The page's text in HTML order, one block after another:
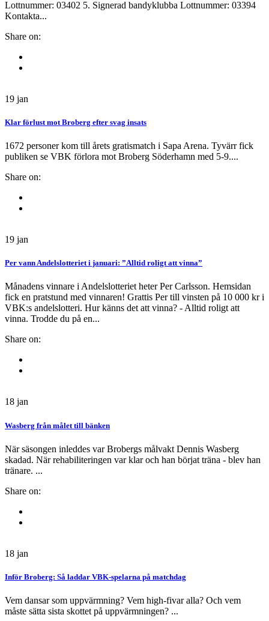
Lottnummer: 03402 5. Signerad bandyklubba Lottnummer: 03394
Kontakta...
Share on:
19 jan
Klar förlust mot Broberg efter svag insats
1672 personer kom till årets gratismatch i Sapa Arena. Tyvärr fick
publiken se VBK förlora mot Broberg Söderhamn med 5-9....
Share on:
19 jan
Per vann Andelslotteriet i januari: ”Alltid roligt att vinna”
Månadens vinnare i Andelslotteriet heter Per Carlsson. Hemsidan
fick en pratstund med vinnaren! Grattis Per till vinsten på 10 000 kr i
VBK:s andelslotteri. Hur känns det att vinna? - Alltid roligt att
vinna. Trodde du på en...
Share on:
18 jan
Wasberg från målet till bänken
När säsongen inleddes var Brobergs målvakt Dennis Wasberg
skadad. När rehabiliteringen var klar och han börjat träna - blev han
tränare. ...
Share on:
18 jan
Inför Broberg: Så laddar VBK-spelarna på matchdag
Vem dansar som uppvärmning? Vem high-fivar alla? Och vem
måste sätta sista skottet på uppvärmningen? ...